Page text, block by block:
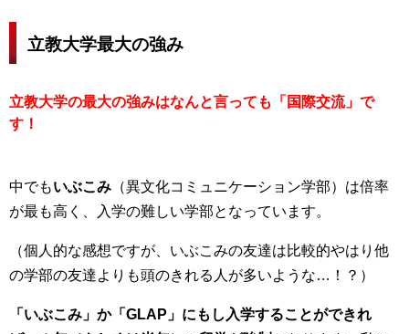
立教大学最大の強み
立教大学の最大の強みはなんと言っても「国際交流」で
す！
中でもいぶこみ （異文化コミュニケーション学部）は倍率
が最も高く、入学の難しい学部となっています。
（個人的な感想ですが、いぶこみの友達は比較的やはり他
の学部の友達よりも頭のきれる人が多いような…！？）
「いぶこみ」か「GLAP」にもし入学することができれ